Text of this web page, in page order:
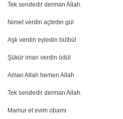
Tek sendedir derman Allah.
Nimet verdin açtırdın gül
Aşk verdin eyledin bülbül
Şükür iman verdin ödül
Aman Allah hemen Allah
Tek sendedir derman Allah.
Mamur et evim obamı